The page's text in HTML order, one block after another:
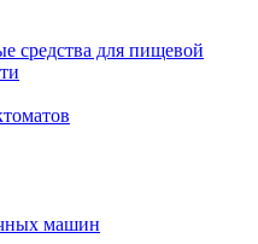
средства для пищевой
машин